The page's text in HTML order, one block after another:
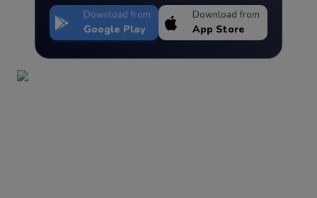
Download from
Google Play
Download from
App Store